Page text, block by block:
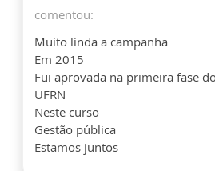
comentou:
Muito linda a campanha
Em 2015
Fui aprovada na primeira fase
UFRN
Neste curso
Gestão pública
Estamos juntos